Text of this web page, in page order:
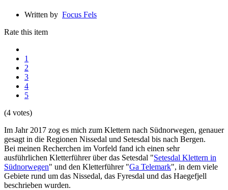
Written by Focus Fels
Rate this item
1
2
3
4
5
(4 votes)
Im Jahr 2017 zog es mich zum Klettern nach Südnorwegen, genauer
gesagt in die Regionen Nissedal und Setesdal bis nach Bergen.
Bei meinen Recherchen im Vorfeld fand ich einen sehr
ausführlichen Kletterführer über das Setesdal "Setesdal Klettern in
Südnorwegen" und den Kletterführer "Ga Telemark", in dem viele
Gebiete rund um das Nissedal, das Fyresdal und das Haegefjell
beschrieben wurden.